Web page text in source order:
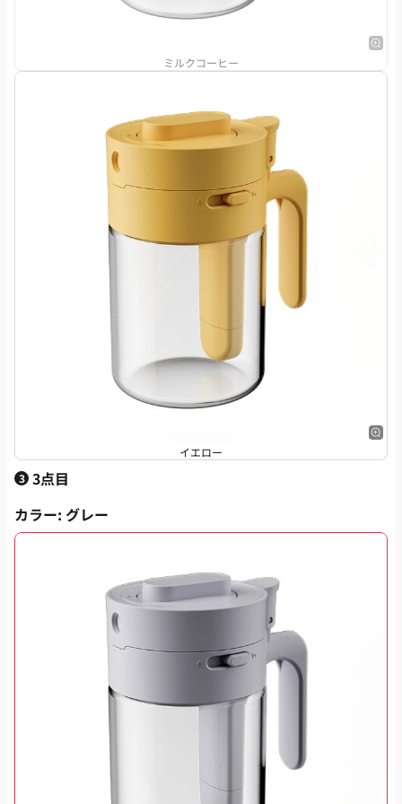
ミルクコーヒー
イエロー
3 3点目
カラー: グレー